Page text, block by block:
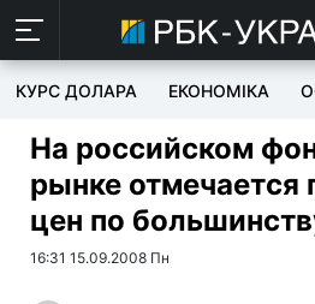
КУРС ДОЛАРА ЕКОНОМІКА
На российском
рынке отмечается
цен по
16:31 15.09.2008 Пн